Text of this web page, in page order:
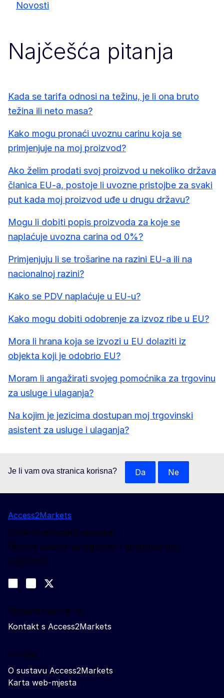
Novosti
Najčešća pitanja
Kada se tarifa odnosi na težinu, je li ona bruto
težina ili neto masa?
Kako mogu pronaći uvoznu carinu koja se
primjenjuje na moj proizvod?
Ako želim prodati svoj proizvod u nekoliko država
članica EU-a, postoje li uvozne pristojbe za svaki
put kada moj proizvod uđe u drugu državu?
Mogu li dobiti popis proizvoda za koje se
naplaćuje uvozna carina od 0%?
Primjenjuju li se trošarine na razini EU-a ili na
nacionalnoj razini?
Kako se PDV naplaćuje u EU-u?
Kako mogu dobiti odobrenje za izvoz ribe u EU?
Mora li hrana koja se izvozi u EU dolaziti iz
objekta koji je odobrio EU?
Moram li angažirati svojeg pomoćnika za trgovinu
za usluge i ulaganja?
Na kojim je jezicima dostupan moj trgovinski
asistent za usluge i ulaganja?
Je li vam ova stranica korisna? Da Ne
Access2Markets
Ovim stranicama upravlja:
Glavna uprava za trgovinu i gospodarsku
sigurnost
Join us on LinkedIn
Trade-Off podcast
Obratite nam se na
Kontakt s Access2Markets
O nama
O sustavu Access2Markets
Karta web-mjesta